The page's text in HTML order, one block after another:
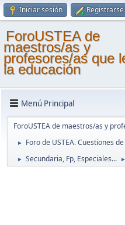
Iniciar sesión Registrarse
ForoUSTEA de
maestros/as y
profesores/as que
la educación
Menú Principal
ForoUSTEA de maestros/as y
► Foro de USTEA. Cuestiones
► Secundaria, Fp, Especiales... ►